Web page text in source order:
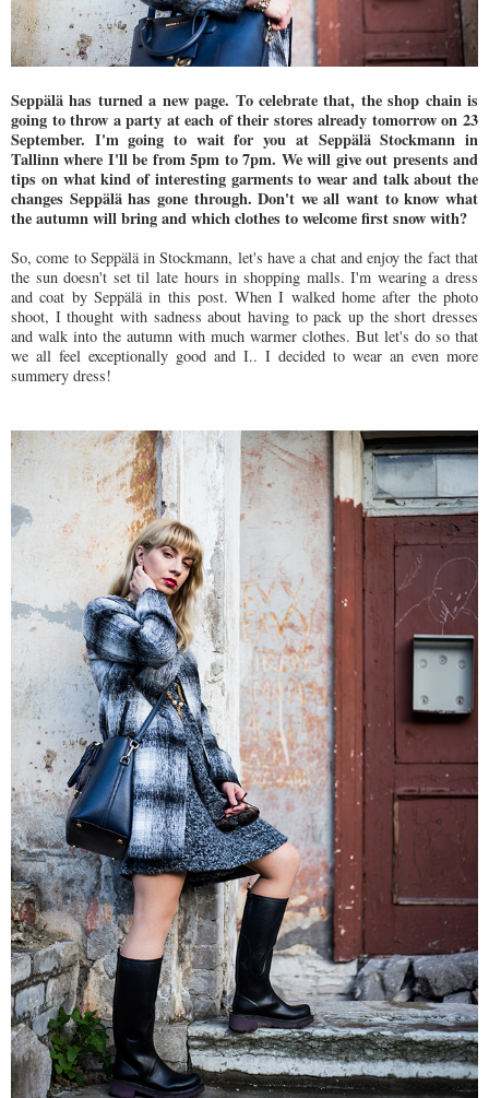
Seppälä has turned a new page. To celebrate that, the shop chain is
going to throw a party at each of their stores already tomorrow on 23
September. I'm going to wait for you at Seppälä Stockmann in
Tallinn where I'll be from 5pm to 7pm. We will give out presents and
tips on what kind of interesting garments to wear and talk about the
changes Seppälä has gone through. Don't we all want to know what
the autumn will bring and which clothes to welcome first snow with?
So, come to Seppälä in Stockmann, let's have a chat and enjoy the fact that
the sun doesn't set til late hours in shopping malls. I'm wearing a dress
and coat by Seppälä in this post. When I walked home after the photo
shoot, I thought with sadness about having to pack up the short dresses
and walk into the autumn with much warmer clothes. But let's do so that
we all feel exceptionally good and I.. I decided to wear an even more
summery dress!